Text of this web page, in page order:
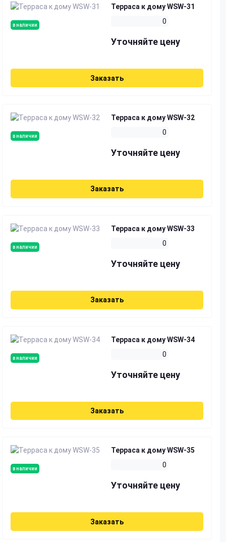
в наличии
Терраса к дому WSW-31
0
Уточняйте цену
Заказать
в наличии
Терраса к дому WSW-32
0
Уточняйте цену
Заказать
в наличии
Терраса к дому WSW-33
0
Уточняйте цену
Заказать
в наличии
Терраса к дому WSW-34
0
Уточняйте цену
Заказать
в наличии
Терраса к дому WSW-35
0
Уточняйте цену
Заказать